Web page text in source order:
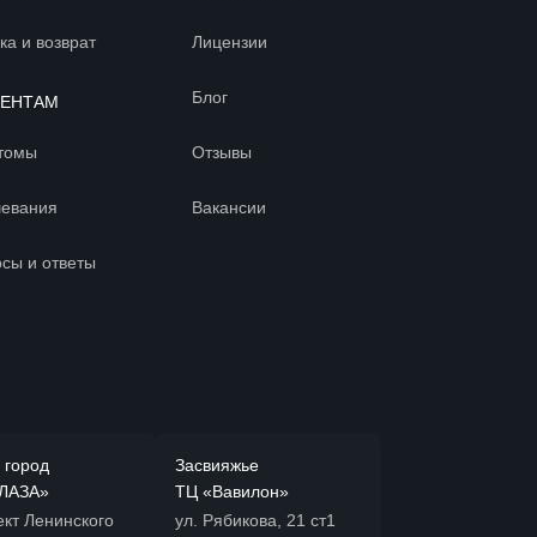
и возврат
и ответы
Лицензии
Блог
Отзывы
Вакансии
Ленинского
Засвияжье
ТЦ «Вавилон»
ул. Рябикова, 21 ст1